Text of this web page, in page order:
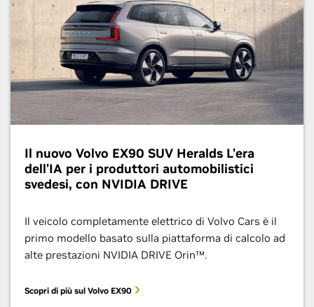
Il nuovo Volvo EX90 SUV Heralds L'era
dell'IA per i produttori automobilistici
svedesi, con NVIDIA DRIVE
Il veicolo completamente elettrico di Volvo Cars è il
primo modello basato sulla piattaforma di calcolo ad
alte prestazioni NVIDIA DRIVE Orin™.
Scopri di più sul Volvo EX90